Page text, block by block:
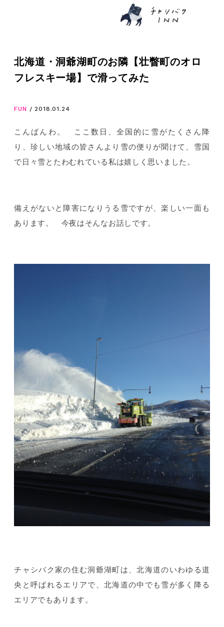
北海道・洞爺湖町のお隣【壮瞥町のオロ
フレスキー場】で滑ってみた
FUN / 2018.01.24
こんばんわ。 ここ数日、全国的に雪がたくさん降
り、珍しい地域の皆さんより雪の便りが聞けて、雪国
で日々雪とたわむれている私は嬉しく思いました。
備えがないと障害になりうる雪ですが、楽しい一面も
あります。 今夜はそんなお話しです。
チャシバク家の住む洞爺湖町は、北海道のいわゆる道
央と呼ばれるエリアで、北海道の中でも雪が多く降る
エリアでもあります。